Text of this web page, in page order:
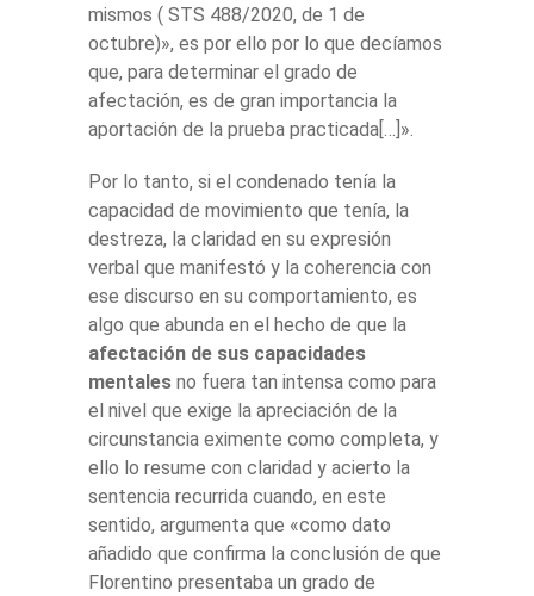
mismos ( STS 488/2020, de 1 de
octubre)», es por ello por lo que decíamos
que, para determinar el grado de
afectación, es de gran importancia la
aportación de la prueba practicada[…]».
Por lo tanto, si el condenado tenía la
capacidad de movimiento que tenía, la
destreza, la claridad en su expresión
verbal que manifestó y la coherencia con
ese discurso en su comportamiento, es
algo que abunda en el hecho de que la
afectación de sus capacidades
mentales no fuera tan intensa como para
el nivel que exige la apreciación de la
circunstancia eximente como completa, y
ello lo resume con claridad y acierto la
sentencia recurrida cuando, en este
sentido, argumenta que «como dato
añadido que confirma la conclusión de que
Florentino presentaba un grado de